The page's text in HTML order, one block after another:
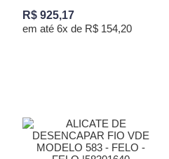
R$ 925,17
em até 6x de R$ 154,20